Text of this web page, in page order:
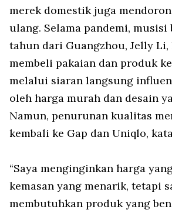
merek domestik juga
ulang. Selama pandemi, musisi
tahun dari Guangzhou, Jelly Li,
membeli pakaian dan produk
melalui siaran langsung
oleh harga murah dan desain
Namun, penurunan kualitas
kembali ke Gap dan Uniqlo,
“Saya menginginkan harga
kemasan yang menarik, tetapi
membutuhkan produk yang